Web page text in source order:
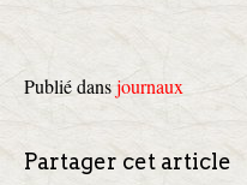
Publié dansjournaux
Partager cet article